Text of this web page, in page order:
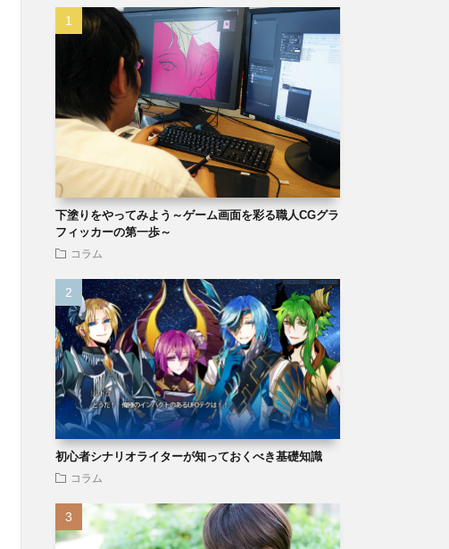
下塗りをやってみよう～ゲーム画面を彩る職人CGグラ
フィッカーの第一歩～
コラム
初心者シナリオライターが知っておくべき基礎知識
コラム